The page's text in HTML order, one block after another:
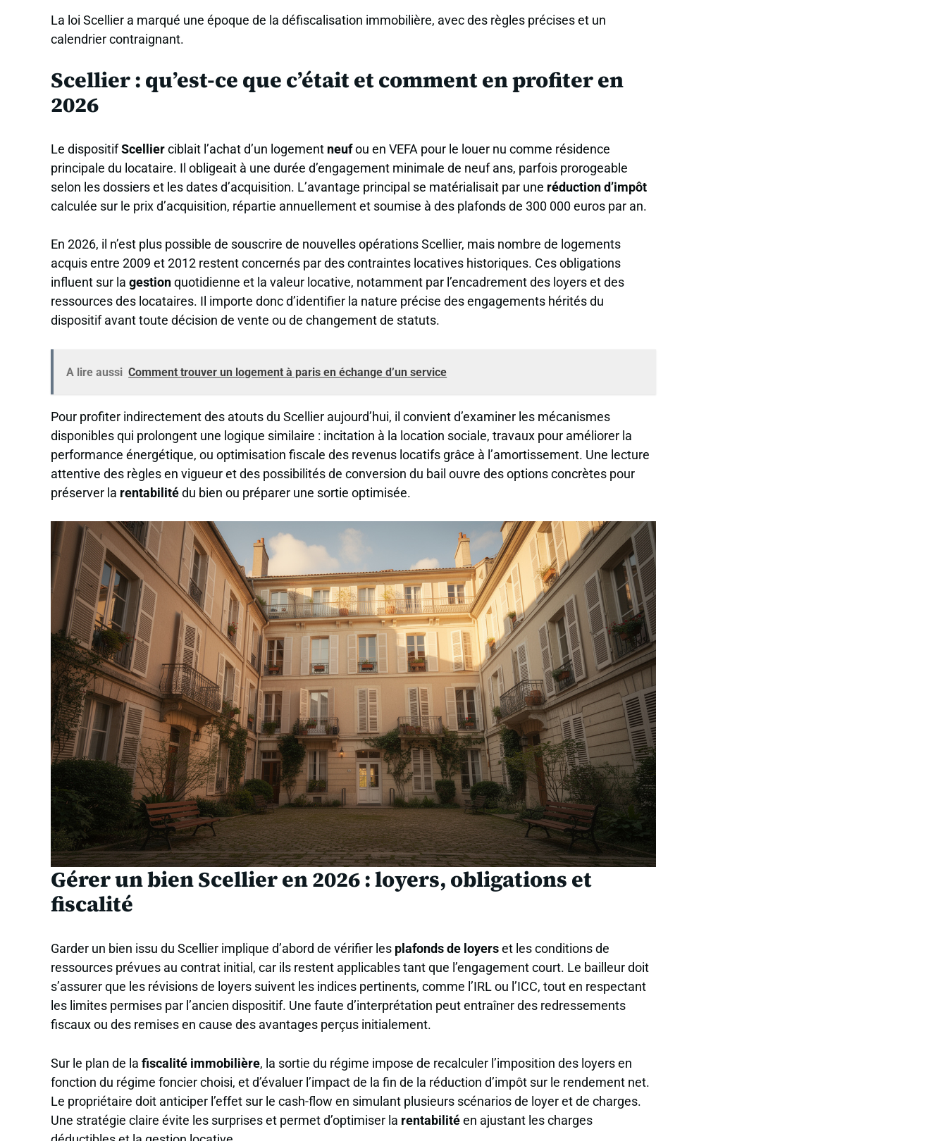
La loi Scellier a marqué une époque de la défiscalisation immobilière, avec des règles précises et un
calendrier contraignant.
Scellier : qu’est-ce que c’était et comment en profiter en
2026
Le dispositifScellierciblait l’achat d’un logement neufou en VEFA pour le louer nu comme résidence
principale du locataire. Il obligeait à une durée d’engagement minimale de neuf ans, parfois prorogeable
selon les dossiers et les dates d’acquisition. L’avantage principal se matérialisait par une réduction d’impôt
calculée sur le prix d’acquisition, répartie annuellement et soumise à des plafonds de 300 000 euros par an.
En 2026, il n’est plus possible de souscrire de nouvelles opérations Scellier, mais nombre de logements
acquis entre 2009 et 2012 restent concernés par des contraintes locatives historiques. Ces obligations
influent sur la gestionquotidienne et la valeur locative, notamment par l’encadrement des loyers et des
ressources des locataires. Il importe donc d’identifier la nature précise des engagements hérités du
dispositif avant toute décision de vente ou de changement de statuts.
A lire aussi Comment trouver un logement à paris en échange d’un service
Pour profiter indirectement des atouts du Scellier aujourd’hui, il convient d’examiner les mécanismes
disponibles qui prolongent une logique similaire : incitation à la location sociale, travaux pour améliorer la
performance énergétique, ou optimisation fiscale des revenus locatifs grâce à l’amortissement. Une lecture
attentive des règles en vigueur et des possibilités de conversion du bail ouvre des options concrètes pour
préserver la rentabilitédu bien ou préparer une sortie optimisée.
Gérer un bien Scellier en 2026 : loyers, obligations et
fiscalité
Garder un bien issu du Scellier implique d’abord de vérifier les plafonds de loyerset les conditions de
ressources prévues au contrat initial, car ils restent applicables tant que l’engagement court. Le bailleur doit
s’assurer que les révisions de loyers suivent les indices pertinents, comme l’IRL ou l’ICC, tout en respectant
les limites permises par l’ancien dispositif. Une faute d’interprétation peut entraîner des redressements
fiscaux ou des remises en cause des avantages perçus initialement.
Sur le plan de la fiscalité immobilière, la sortie du régime impose de recalculer l’imposition des loyers en
fonction du régime foncier choisi, et d’évaluer l’impact de la fin de la réduction d’impôt sur le rendement net.
Le propriétaire doit anticiper l’effet sur le cash-flow en simulant plusieurs scénarios de loyer et de charges.
Une stratégie claire évite les surprises et permet d’optimiser la rentabilitéen ajustant les charges